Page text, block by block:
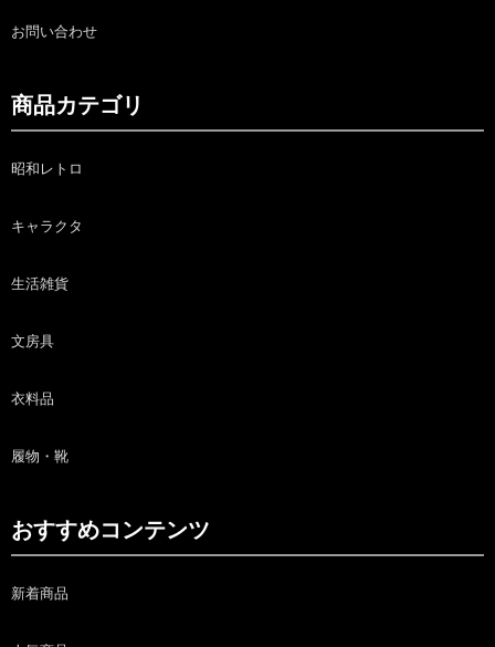
お問い合わせ
商品カテゴリ
昭和レトロ
キャラクタ
生活雑貨
文房具
衣料品
履物・靴
おすすめコンテンツ
新着商品